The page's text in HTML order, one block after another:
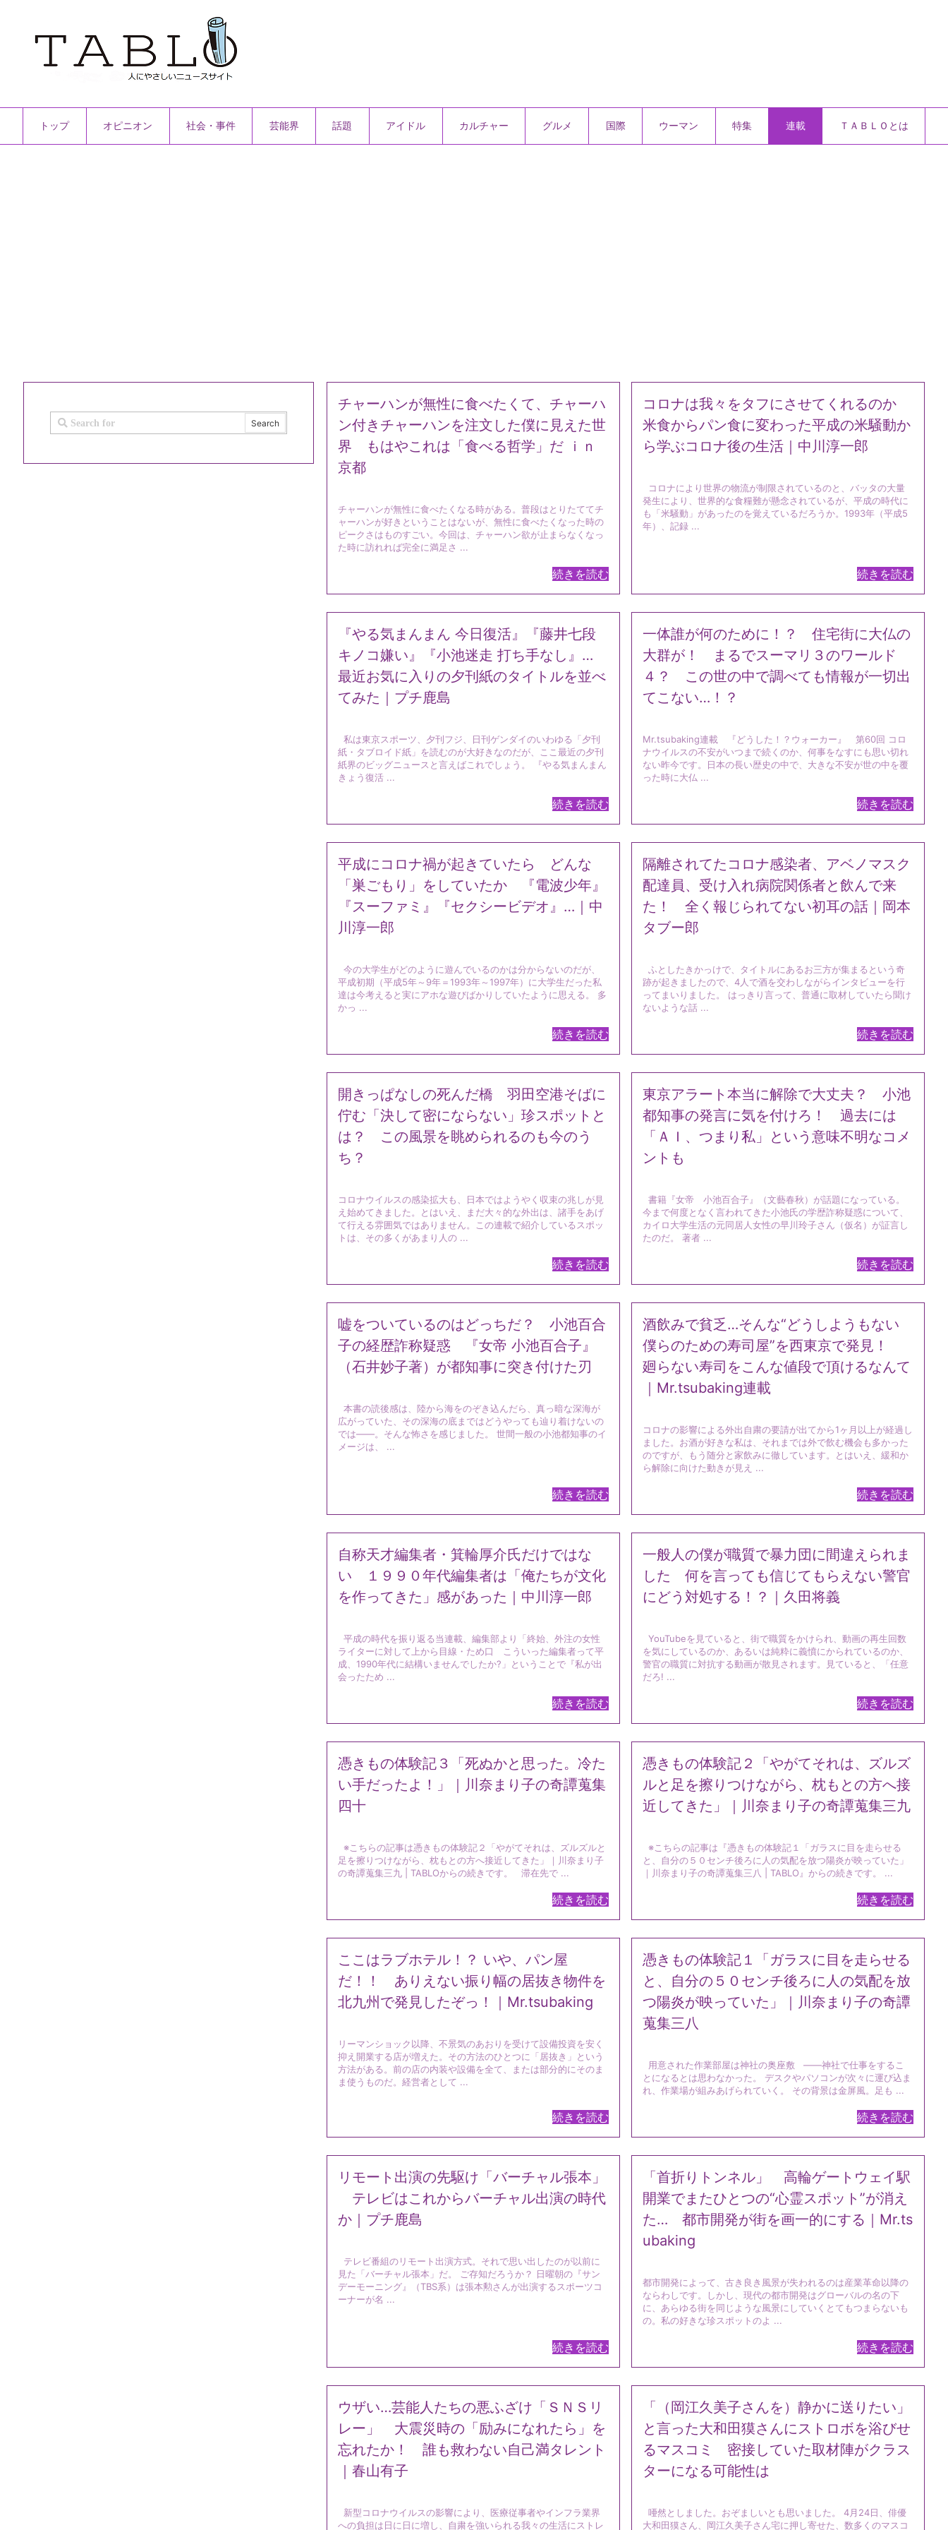
トップ オピニオン 社会・事件 芸能界 話題 アイドル カルチャー グルメ 国際 ウーマン 特集 連載 ＴＡＢＬＯとは
チャーハンが無性に食べたくて、チャーハ
ン付きチャーハンを注文した僕に見えた世
界 もはやこれは「食べる哲学」だ ｉｎ
京都
チャーハンが無性に食べたくなる時がある。普段はとりたててチ
ャーハンが好きということはないが、無性に食べたくなった時の
ピークさはものすごい。今回は、チャーハン欲が止まらなくなっ
た時に訪れれば完全に満足さ ...
続きを読む
コロナは我々をタフにさせてくれるのか
米食からパン食に変わった平成の米騒動か
ら学ぶコロナ後の生活｜中川淳一郎
コロナにより世界の物流が制限されているのと、バッタの大量
発生により、世界的な食糧難が懸念されているが、平成の時代に
も「米騒動」があったのを覚えているだろうか。1993年（平成5
年）、記録 ...
続きを読む
『やる気まんまん 今日復活』『藤井七段
キノコ嫌い』『小池迷走 打ち手なし』…
最近お気に入りの夕刊紙のタイトルを並べ
てみた｜プチ鹿島
私は東京スポーツ、夕刊フジ、日刊ゲンダイのいわゆる「夕刊
紙・タブロイド紙」を読むのが大好きなのだが、ここ最近の夕刊
紙界のビッグニュースと言えばこれでしょう。 『やる気まんまん
きょう復活 ...
続きを読む
一体誰が何のために！？ 住宅街に大仏の
大群が！ まるでスーマリ３のワールド
４？ この世の中で調べても情報が一切出
てこない…！？
Mr.tsubaking連載 『どうした！？ウォーカー』 第60回 コロ
ナウイルスの不安がいつまで続くのか、何事をなすにも思い切れ
ない昨今です。日本の長い歴史の中で、大きな不安が世の中を覆
った時に大仏 ...
続きを読む
平成にコロナ禍が起きていたら どんな
「巣ごもり」をしていたか 『電波少年』
『スーファミ』『セクシービデオ』…｜中
川淳一郎
今の大学生がどのように遊んでいるのかは分からないのだが、
平成初期（平成5年～9年＝1993年～1997年）に大学生だった私
達は今考えると実にアホな遊びばかりしていたように思える。 多
かっ ...
続きを読む
隔離されてたコロナ感染者、アベノマスク
配達員、受け入れ病院関係者と飲んで来
た！ 全く報じられてない初耳の話｜岡本
タブー郎
ふとしたきかっけで、タイトルにあるお三方が集まるという奇
跡が起きましたので、4人で酒を交わしながらインタビューを行
ってまいりました。 はっきり言って、普通に取材していたら聞け
ないような話 ...
続きを読む
開きっぱなしの死んだ橋 羽田空港そばに
佇む「決して密にならない」珍スポットと
は？ この風景を眺められるのも今のう
ち？
コロナウイルスの感染拡大も、日本ではようやく収束の兆しが見
え始めてきました。とはいえ、まだ大々的な外出は、諸手をあげ
て行える雰囲気ではありません。この連載で紹介しているスポッ
トは、その多くがあまり人の ...
続きを読む
東京アラート本当に解除で大丈夫？ 小池
都知事の発言に気を付けろ！ 過去には
「ＡＩ、つまり私」という意味不明なコメ
ントも
書籍『女帝 小池百合子』（文藝春秋）が話題になっている。
今まで何度となく言われてきた小池氏の学歴詐称疑惑について、
カイロ大学生活の元同居人女性の早川玲子さん（仮名）が証言し
たのだ。 著者 ...
続きを読む
嘘をついているのはどっちだ？ 小池百合
子の経歴詐称疑惑 『女帝 小池百合子』
（石井妙子著）が都知事に突き付けた刃
本書の読後感は、陸から海をのぞき込んだら、真っ暗な深海が
広がっていた、その深海の底まではどうやっても辿り着けないの
では――。そんな怖さを感じました。 世間一般の小池都知事のイ
メージは、 ...
続きを読む
酒飲みで貧乏…そんな“どうしようもない
僕らのための寿司屋”を西東京で発見！
廻らない寿司をこんな値段で頂けるなんて
｜Mr.tsubaking連載
コロナの影響による外出自粛の要請が出てから1ヶ月以上が経過し
ました。お酒が好きな私は、それまでは外で飲む機会も多かった
のですが、もう随分と家飲みに徹しています。とはいえ、緩和か
ら解除に向けた動きが見え ...
続きを読む
自称天才編集者・箕輪厚介氏だけではな
い １９９０年代編集者は「俺たちが文化
を作ってきた」感があった｜中川淳一郎
平成の時代を振り返る当連載、編集部より「終始、外注の女性
ライターに対して上から目線・ため口 こういった編集者って平
成、1990年代に結構いませんでしたか?」ということで『私が出
会ったため ...
続きを読む
一般人の僕が職質で暴力団に間違えられま
した 何を言っても信じてもらえない警官
にどう対処する！？｜久田将義
YouTubeを見ていると、街で職質をかけられ、動画の再生回数
を気にしているのか、あるいは純粋に義憤にかられているのか、
警官の職質に対抗する動画が散見されます。見ていると、「任意
だろ! ...
続きを読む
憑きもの体験記３「死ぬかと思った。冷た
い手だったよ！」｜川奈まり子の奇譚蒐集
四十
※こちらの記事は憑きもの体験記２「やがてそれは、ズルズルと
足を擦りつけながら、枕もとの方へ接近してきた」｜川奈まり子
の奇譚蒐集三九 | TABLOからの続きです。 滞在先で ...
続きを読む
憑きもの体験記２「やがてそれは、ズルズ
ルと足を擦りつけながら、枕もとの方へ接
近してきた」｜川奈まり子の奇譚蒐集三九
※こちらの記事は『憑きもの体験記１「ガラスに目を走らせる
と、自分の５０センチ後ろに人の気配を放つ陽炎が映っていた」
｜川奈まり子の奇譚蒐集三八 | TABLO』からの続きです。 ...
続きを読む
ここはラブホテル！？ いや、パン屋
だ！！ ありえない振り幅の居抜き物件を
北九州で発見したぞっ！｜Mr.tsubaking
リーマンショック以降、不景気のあおりを受けて設備投資を安く
抑え開業する店が増えた。その方法のひとつに「居抜き」という
方法がある。前の店の内装や設備を全て、または部分的にそのま
ま使うものだ。経営者として ...
続きを読む
憑きもの体験記１「ガラスに目を走らせる
と、自分の５０センチ後ろに人の気配を放
つ陽炎が映っていた」｜川奈まり子の奇譚
蒐集三八
用意された作業部屋は神社の奥座敷 ――神社で仕事をするこ
とになるとは思わなかった。 デスクやパソコンが次々に運び込ま
れ、作業場が組みあげられていく。 その背景は金屏風。足も ...
続きを読む
リモート出演の先駆け「バーチャル張本」
テレビはこれからバーチャル出演の時代
か｜プチ鹿島
テレビ番組のリモート出演方式。それで思い出したのが以前に
見た「バーチャル張本」だ。 ご存知だろうか？ 日曜朝の『サン
デーモーニング』（TBS系）は張本勲さんが出演するスポーツコ
ーナーが名 ...
続きを読む
「首折りトンネル」 高輪ゲートウェイ駅
開業でまたひとつの“心霊スポット”が消え
た… 都市開発が街を画一的にする｜Mr.ts
ubaking
都市開発によって、古き良き風景が失われるのは産業革命以降の
ならわしです。しかし、現代の都市開発はグローバルの名の下
に、あらゆる街を同じような風景にしていくとてもつまらないも
の。私の好きな珍スポットのよ ...
続きを読む
ウザい…芸能人たちの悪ふざけ「ＳＮＳリ
レー」 大震災時の「励みになれたら」を
忘れたか！ 誰も救わない自己満タレント
｜春山有子
新型コロナウイルスの影響により、医療従事者やインフラ業界
への負担は日に日に増し、自粛を強いられる我々の生活にストレ
「（岡江久美子さんを）静かに送りたい」
と言った大和田獏さんにストロボを浴びせ
るマスコミ 密接していた取材陣がクラス
ターになる可能性は
唖然としました。おぞましいとも思いました。 4月24日、俳優
大和田獏さん、岡江久美子さん宅に押し寄せた、数多くのマスコ